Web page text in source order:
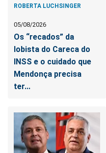
ROBERTA LUCHSINGER
05/08/2026
Os “recados” da
lobista do Careca do
INSS e o cuidado que
Mendonça precisa
ter...